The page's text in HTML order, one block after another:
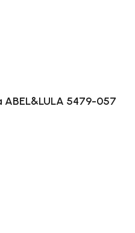
ABEL&LULA 5479-057